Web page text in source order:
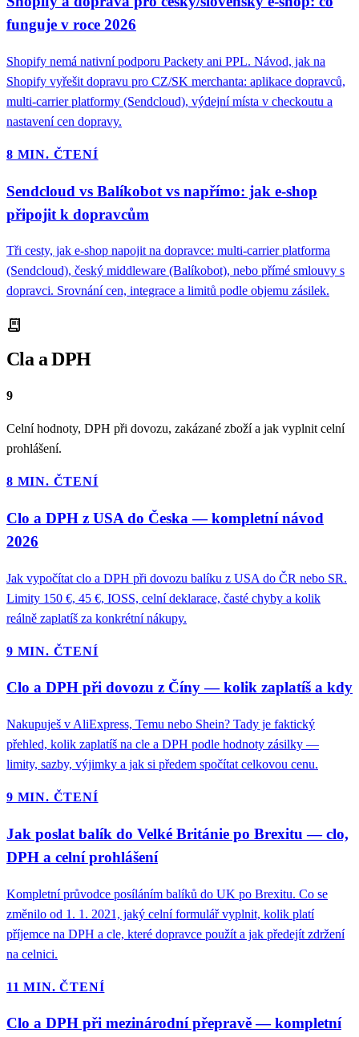
funguje v roce 2026
Shopify nemá nativní podporu Packety ani PPL. Návod, jak na
Shopify vyřešit dopravu pro CZ/SK merchanta: aplikace dopravců,
multi-carrier platformy (Sendcloud), výdejní místa v checkoutu a
nastavení cen dopravy.
8 MIN. ČTENÍ
Sendcloud vs Balíkobot vs napřímo: jak e-shop
připojit k dopravcům
Tři cesty, jak e-shop napojit na dopravce: multi-carrier platforma
(Sendcloud), český middleware (Balíkobot), nebo přímé smlouvy s
dopravci. Srovnání cen, integrace a limitů podle objemu zásilek.
receipt_long
Cla a DPH
9
Celní hodnoty, DPH při dovozu, zakázané zboží a jak vyplnit celní
prohlášení.
8 MIN. ČTENÍ
Clo a DPH z USA do Česka — kompletní návod
2026
Jak vypočítat clo a DPH při dovozu balíku z USA do ČR nebo SR.
Limity 150 €, 45 €, IOSS, celní deklarace, časté chyby a kolik
reálně zaplatíš za konkrétní nákupy.
9 MIN. ČTENÍ
Clo a DPH při dovozu z Číny — kolik zaplatíš a kdy
Nakupuješ v AliExpress, Temu nebo Shein? Tady je faktický
přehled, kolik zaplatíš na cle a DPH podle hodnoty zásilky —
limity, sazby, výjimky a jak si předem spočítat celkovou cenu.
9 MIN. ČTENÍ
Jak poslat balík do Velké Británie po Brexitu — clo,
DPH a celní prohlášení
Kompletní průvodce posíláním balíků do UK po Brexitu. Co se
změnilo od 1. 1. 2021, jaký celní formulář vyplnit, kolik platí
příjemce na DPH a cle, které dopravce použít a jak předejít zdržení
na celnici.
11 MIN. ČTENÍ
Clo a DPH při mezinárodní přepravě — kompletní